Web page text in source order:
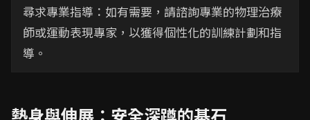
尋求專業指導：如有需要，請諮詢專業的物理治療
師或運動表現專家，以獲得個性化的訓練計劃和指
導。
熱身與伸展：安全深蹲的基石